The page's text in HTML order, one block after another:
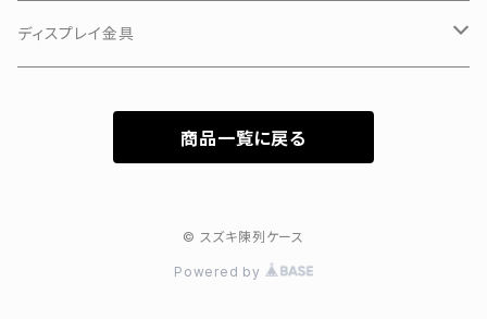
KKKアルミアップケース
カラーフレーム3Hガラスショーケース
ディスプレイ金具
商品一覧に戻る
© スズキ陳列ケース
Powered by